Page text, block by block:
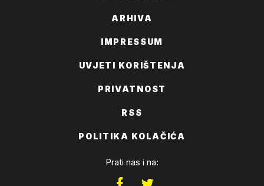
ARHIVA
IMPRESSUM
UVJETI KORIŠTENJA
PRIVATNOST
RSS
POLITIKA KOLAČIĆA
Prati nas i na: